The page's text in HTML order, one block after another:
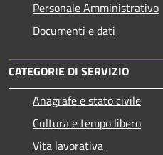
Personale Amministrativo
Documenti e dati
CATEGORIE DI SERVIZIO
Anagrafe e stato civile
Cultura e tempo libero
Vita lavorativa